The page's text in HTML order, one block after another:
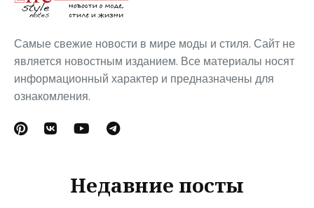
Самые свежие новости в мире моды и стиля. Сайт не
является новостным изданием. Все материалы носят
информационный характер и предназначены для
ознакомления.
Недавние посты